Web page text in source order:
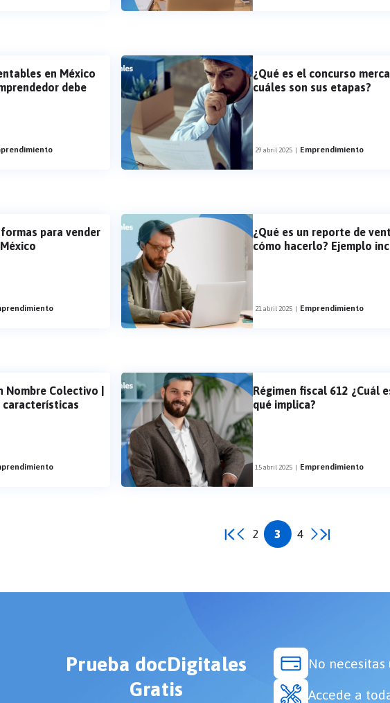
en México
debe
¿Qué es el concurso
cuáles son sus etapas?
29 abril 2025 | Emprendimiento
para vender
¿Qué es un reporte de
cómo hacerlo? Ejemplo
21 abril 2025 | Emprendimiento
Nombre Colectivo |
características
Régimen fiscal 612 ¿Cuál
qué implica?
15 abril 2025 | Emprendimiento
2 3 4
Prueba docDigitales
Gratis
No
Accede a